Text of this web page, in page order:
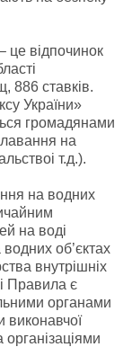
це відпочинок
886 ставків.
України»
громадянами
на
т.д.).
на водних
на воді
об’єктах
внутрішніх
Правила є
органами
виконавчої